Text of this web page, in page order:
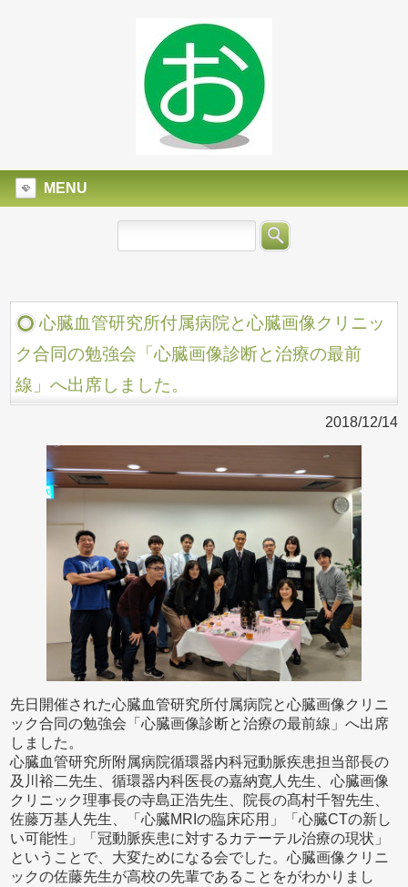
MENU
心臓血管研究所付属病院と心臓画像クリニッ
ク合同の勉強会「心臓画像診断と治療の最前
線」へ出席しました。
2018/12/14
先日開催された心臓血管研究所付属病院と心臓画像クリニ
ック合同の勉強会「心臓画像診断と治療の最前線」へ出席
しました。
心臓血管研究所附属病院循環器内科冠動脈疾患担当部長の
及川裕二先生、循環器内科医長の嘉納寛人先生、心臓画像
クリニック理事長の寺島正浩先生、院長の髙村千智先生、
佐藤万基人先生、「心臓MRIの臨床応用」「心臓CTの新し
い可能性」「冠動脈疾患に対するカテーテル治療の現状」
ということで、大変ためになる会でした。心臓画像クリニ
ックの佐藤先生が高校の先輩であることをがわかりまし